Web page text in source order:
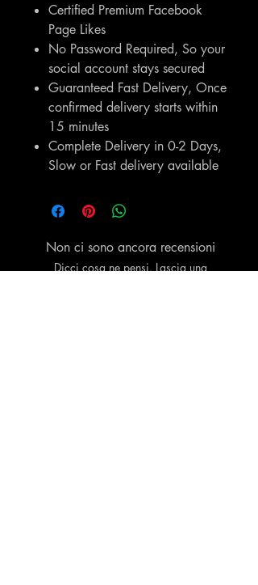
Certified Premium Facebook
Page Likes
No Password Required, So your
social account stays secured
Guaranteed Fast Delivery, Once
confirmed delivery starts within
15 minutes
Complete Delivery in 0-2 Days,
Slow or Fast delivery available
Non ci sono ancora recensioni
Dicci cosa ne pensi. Lascia una